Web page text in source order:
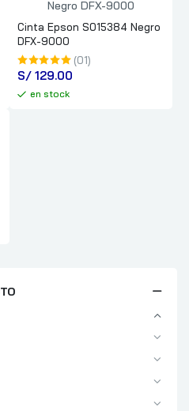
Cinta Epson S015384 Negro
DFX-9000
(01)
S/ 129.00
en stock